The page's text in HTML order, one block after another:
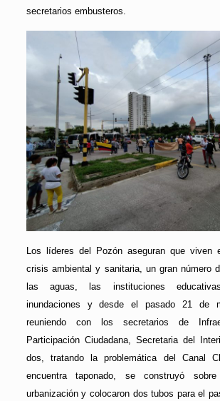
secretarios embusteros.
Los líderes del Pozón aseguran que viven
crisis ambiental y sanitaria, un gran número
las aguas, las instituciones
inundaciones y desde el pasado 21 de
reuniendo con los secretarios de
Participación Ciudadana, Secretaria del
dos, tratando la problemática del Canal
encuentra taponado, se construyó
urbanización y colocaron dos tubos para el